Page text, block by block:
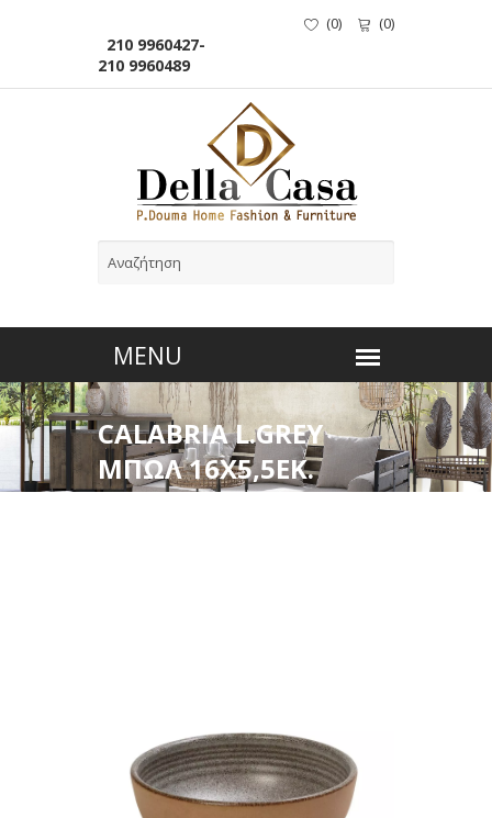
210 9960427-
210 9960489
(0) (0)
CALABRIA L.GREY
ΜΠΩΛ 16Χ5,5ΕΚ.